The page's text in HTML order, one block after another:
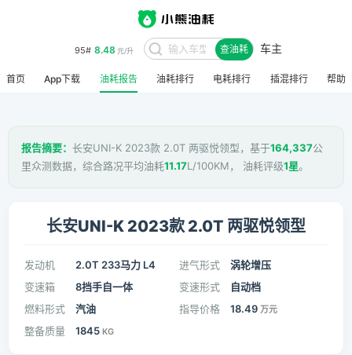
95# 8.48 元/升 查油耗 车主
首页 App下载 油耗报告 油耗排行 电耗排行 插混排行 帮助
报告摘要： 长安UNI-K 2023款 2.0T 两驱悦领型，基于164,337公
里众测数据，综合路况平均油耗11.17L/100KM， 油耗评级1星。
长安UNI-K 2023款 2.0T 两驱悦领型
发动机 2.0T 233马力 L4 进气形式
涡轮增压
变速箱
8挡手自一体 变速形式
自动档
燃料形式
汽油 指导价格 18.49 万元
整备质量 1845 KG